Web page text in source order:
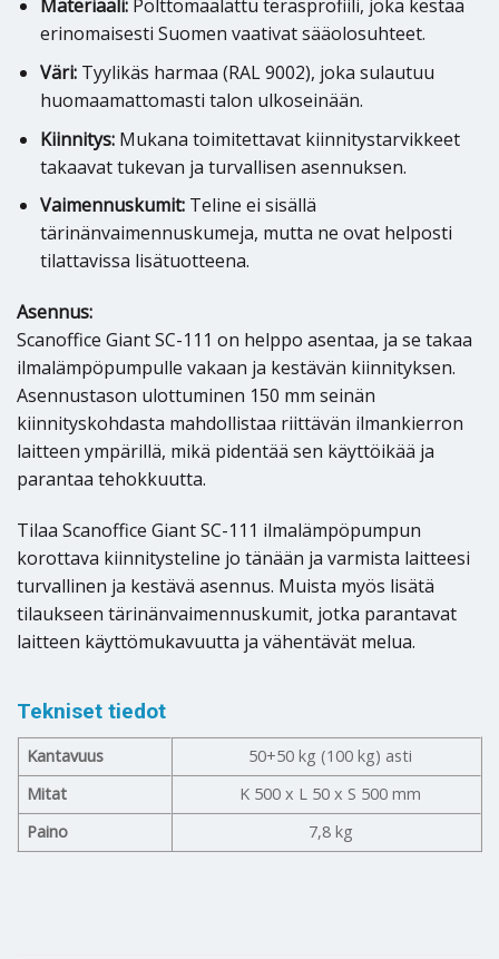
Materiaali:Polttomaalattu teräsprofiili, joka kestää
erinomaisesti Suomen vaativat sääolosuhteet.
Väri:Tyylikäs harmaa (RAL 9002), joka sulautuu
huomaamattomasti talon ulkoseinään.
Kiinnitys:Mukana toimitettavat kiinnitystarvikkeet
takaavat tukevan ja turvallisen asennuksen.
Vaimennuskumit:Teline ei sisällä
tärinänvaimennuskumeja, mutta ne ovat helposti
tilattavissa lisätuotteena.
Asennus:
Scanoffice Giant SC-111 on helppo asentaa, ja se takaa
ilmalämpöpumpulle vakaan ja kestävän kiinnityksen.
Asennustason ulottuminen 150 mm seinän
kiinnityskohdasta mahdollistaa riittävän ilmankierron
laitteen ympärillä, mikä pidentää sen käyttöikää ja
parantaa tehokkuutta.
Tilaa Scanoffice Giant SC-111 ilmalämpöpumpun
korottava kiinnitysteline jo tänään ja varmista laitteesi
turvallinen ja kestävä asennus. Muista myös lisätä
tilaukseen tärinänvaimennuskumit, jotka parantavat
laitteen käyttömukavuutta ja vähentävät melua.
Tekniset tiedot
Kantavuus
50+50 kg (100 kg) asti
Mitat
K 500 x L 50 x S 500 mm
Paino
7,8 kg